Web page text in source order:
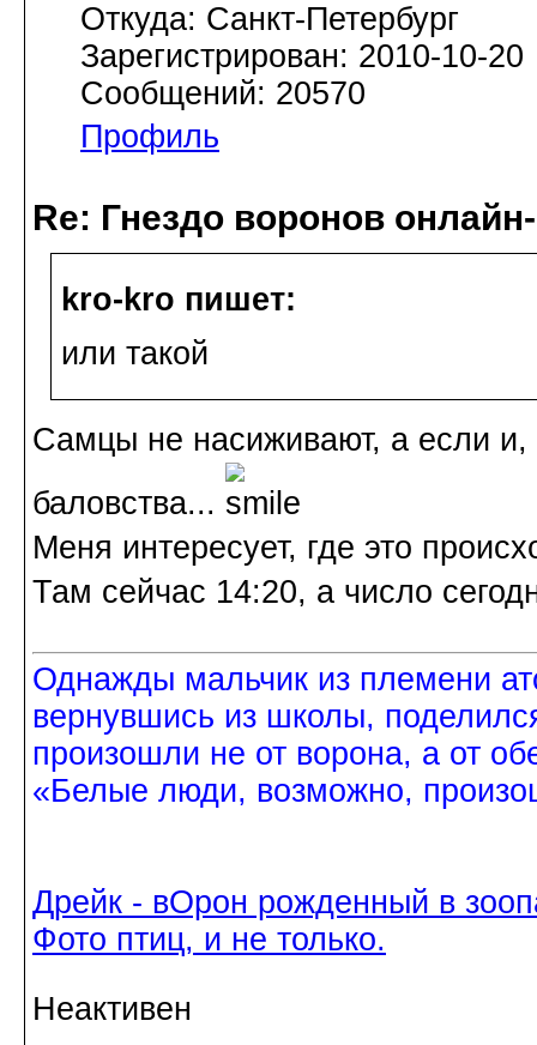
Откуда: Санкт-Петербург
Зарегистрирован: 2010-10-20
Сообщений: 20570
Профиль
Re: Гнездо воронов
kro-kro пишет:
или такой
Самцы не насиживают, а если
баловства...
Меня интересует, где это
Там сейчас 14:20, а число
Однажды мальчик из племени
вернувшись из школы,
произошли не от ворона, а от
«Белые люди, возможно,
Дрейк - вОрон рожденный в
Фото птиц, и не только.
Неактивен